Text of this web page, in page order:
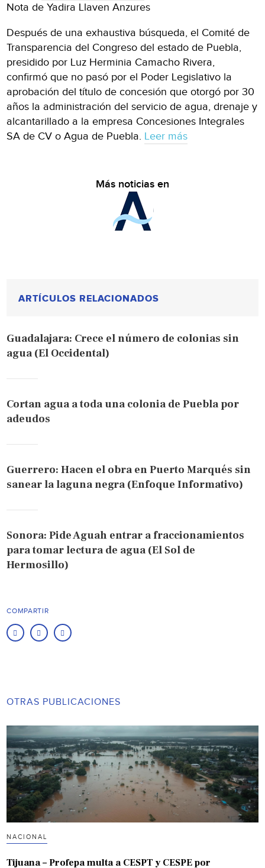
Nota de Yadira Llaven Anzures
Después de una exhaustiva búsqueda, el Comité de
Transparencia del Congreso del estado de Puebla,
presidido por Luz Herminia Camacho Rivera,
confirmó que no pasó por el Poder Legislativo la
aprobación del título de concesión que otorgó por 30
años la administración del servicio de agua, drenaje y
alcantarillado a la empresa Concesiones Integrales
SA de CV o Agua de Puebla. Leer más
Más noticias en
ARTÍCULOS RELACIONADOS
Guadalajara: Crece el número de colonias sin
agua (El Occidental)
Cortan agua a toda una colonia de Puebla por
adeudos
Guerrero: Hacen el obra en Puerto Marqués sin
sanear la laguna negra (Enfoque Informativo)
Sonora: Pide Aguah entrar a fraccionamientos
para tomar lectura de agua (El Sol de
Hermosillo)
COMPARTIR
OTRAS PUBLICACIONES
NACIONAL
Tijuana – Profepa multa a CESPT y CESPE por